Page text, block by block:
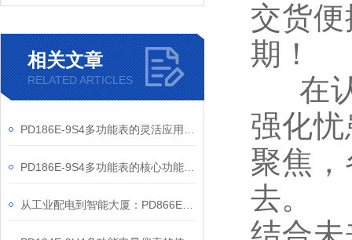
相关文章
RELATED ARTICLES
交货
期！
在
强化
聚焦
去。